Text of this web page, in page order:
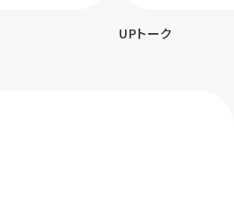
UPトーク